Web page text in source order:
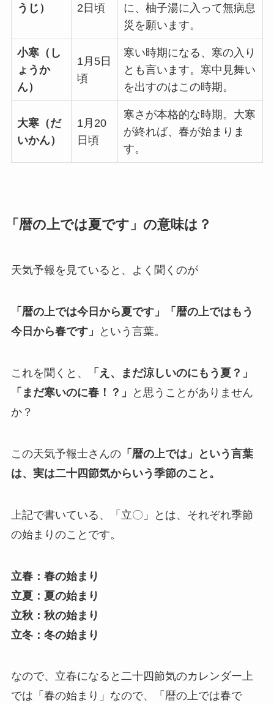
うじ） 2日頃
に、柚子湯に入って無病息
災を願います。
小寒（し
ょうか
ん）
1月5日
頃
寒い時期になる、寒の入り
とも言います。寒中見舞い
を出すのはこの時期。
大寒（だ
いかん）
1月20
日頃
寒さが本格的な時期。大寒
が終れば、春が始まりま
す。
「暦の上では夏です」の意味は？
天気予報を見ていると、よく聞くのが
「暦の上では今日から夏です」「暦の上ではもう
今日から春です」
という言葉。
これを聞くと、
「え、まだ涼しいのにもう夏？」
「まだ寒いのに春！？」
と思うことがありません
か？
この天気予報士さんの「暦の上では」という言葉
は、実は二十四節気からいう季節のこと。
上記で書いている、「立〇」とは、それぞれ季節
の始まりのことです。
立春：春の始まり
立夏：夏の始まり
立秋：秋の始まり
立冬：冬の始まり
なので、立春になると二十四節気のカレンダー上
では「春の始まり」なので、「暦の上では春で